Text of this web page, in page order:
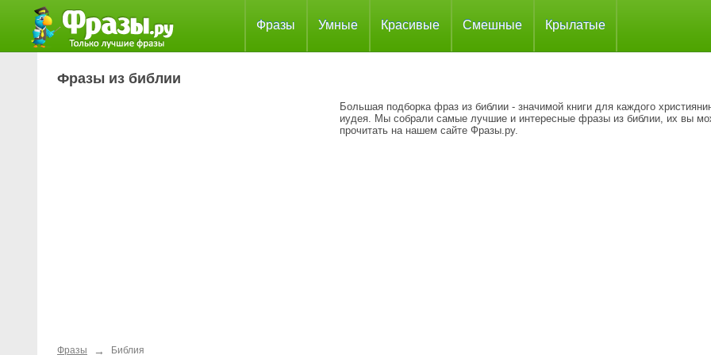
Фразы Умные Красивые Смешные Крылатые
Фразы из библии
Большая подборка фраз из библии - значимой книги для каждого
иудея. Мы собрали самые лучшие и интересные фразы из библии, их вы
прочитать на нашем сайте Фразы.ру.
Фразы → Библия